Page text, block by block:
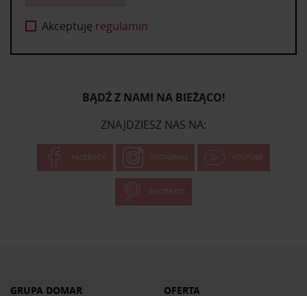
Akceptuję regulamin
BĄDŹ Z NAMI NA BIEŻĄCO!
ZNAJDZIESZ NAS NA:
FACEBOOK INSTAGRAM YOUTUBE
PINTEREST
GRUPA DOMAR OFERTA